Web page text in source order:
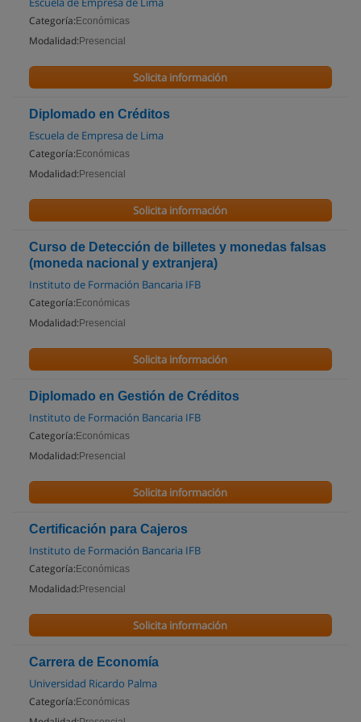
Categoría: Económicas
Modalidad: Presencial
Solicita información
Diplomado en Créditos
Escuela de Empresa de Lima
Categoría: Económicas
Modalidad: Presencial
Solicita información
Curso de Detección de billetes y monedas falsas
(moneda nacional y extranjera)
Instituto de Formación Bancaria IFB
Categoría: Económicas
Modalidad: Presencial
Solicita información
Diplomado en Gestión de Créditos
Instituto de Formación Bancaria IFB
Categoría: Económicas
Modalidad: Presencial
Solicita información
Certificación para Cajeros
Instituto de Formación Bancaria IFB
Categoría: Económicas
Modalidad: Presencial
Solicita información
Carrera de Economía
Universidad Ricardo Palma
Categoría: Económicas